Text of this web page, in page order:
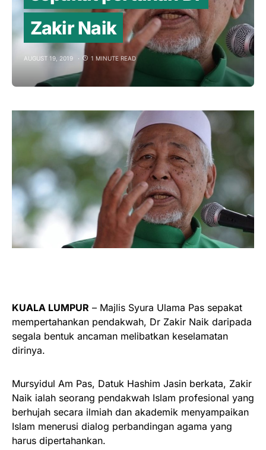
Zakir Naik
AUGUST 19, 2019 1 MINUTE READ
KUALA LUMPUR – Majlis Syura Ulama Pas sepakat
mempertahankan pendakwah, Dr Zakir Naik daripada
segala bentuk ancaman melibatkan keselamatan
dirinya.
Mursyidul Am Pas, Datuk Hashim Jasin berkata, Zakir
Naik ialah seorang pendakwah Islam profesional yang
berhujah secara ilmiah dan akademik menyampaikan
Islam menerusi dialog perbandingan agama yang
harus dipertahankan.